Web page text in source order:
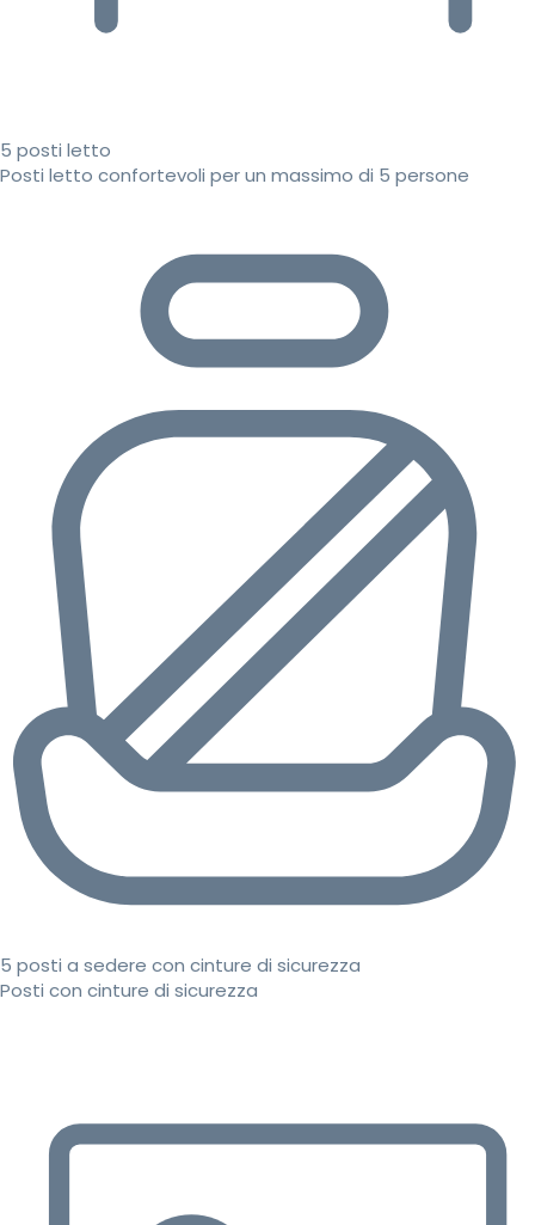
5 posti letto
Posti letto confortevoli per un massimo di 5 persone
5 posti a sedere con cinture di sicurezza
Posti con cinture di sicurezza